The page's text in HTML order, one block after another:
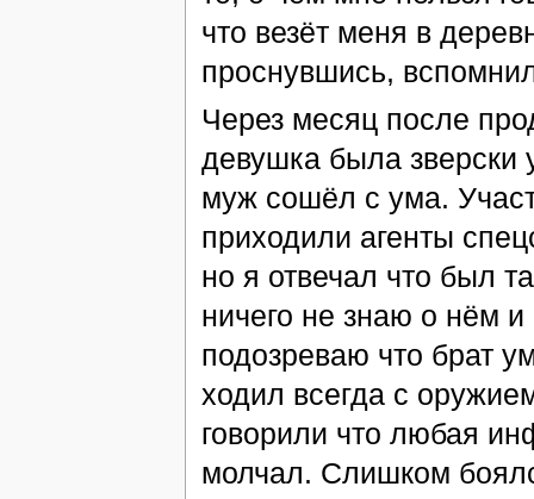
что везёт меня в
проснувшись,
Через месяц после
девушка была зверски
муж сошёл с ума.
приходили агенты
но я отвечал что был
ничего не знаю о нём и
подозреваю что брат
ходил всегда с
говорили что любая
молчал. Слишком